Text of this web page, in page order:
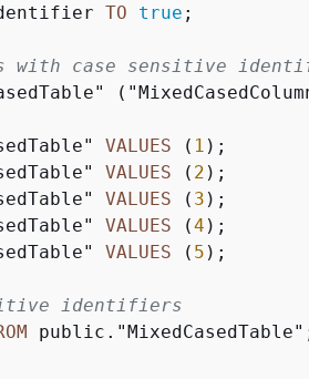
TO true ;
with case sensitive
VALUES ( 1
VALUES ( 2
VALUES ( 3
VALUES (4
VALUES ( 5 );
identifiers